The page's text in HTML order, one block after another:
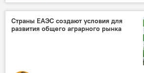
Евразийская экономическая комиссия
Цели устойчивого развития
Продовольственная безопасность
Страны ЕАЭС создают условия для
развития общего аграрного рынка